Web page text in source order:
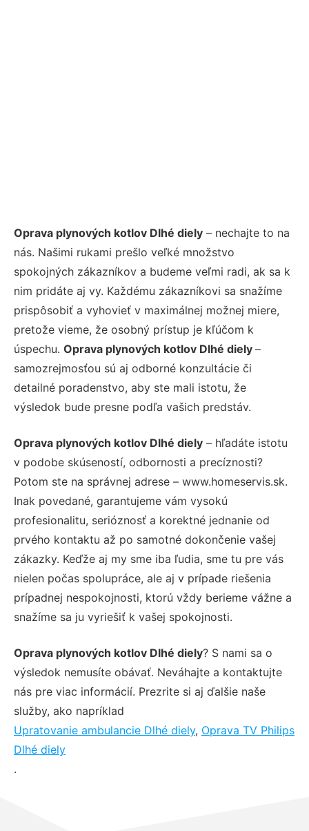
Oprava plynových kotlov Dlhé diely – nechajte to na
nás. Našimi rukami prešlo veľké množstvo
spokojných zákazníkov a budeme veľmi radi, ak sa k
nim pridáte aj vy. Každému zákazníkovi sa snažíme
prispôsobiť a vyhovieť v maximálnej možnej miere,
pretože vieme, že osobný prístup je kľúčom k
úspechu. Oprava plynových kotlov Dlhé diely –
samozrejmosťou sú aj odborné konzultácie či
detailné poradenstvo, aby ste mali istotu, že
výsledok bude presne podľa vašich predstáv.
Oprava plynových kotlov Dlhé diely – hľadáte istotu
v podobe skúseností, odbornosti a precíznosti?
Potom ste na správnej adrese – www.homeservis.sk.
Inak povedané, garantujeme vám vysokú
profesionalitu, serióznosť a korektné jednanie od
prvého kontaktu až po samotné dokončenie vašej
zákazky. Keďže aj my sme iba ľudia, sme tu pre vás
nielen počas spolupráce, ale aj v prípade riešenia
prípadnej nespokojnosti, ktorú vždy berieme vážne a
snažíme sa ju vyriešiť k vašej spokojnosti.
Oprava plynových kotlov Dlhé diely? S nami sa o
výsledok nemusíte obávať. Neváhajte a kontaktujte
nás pre viac informácií. Prezrite si aj ďalšie naše
služby, ako napríklad
Upratovanie ambulancie Dlhé diely, Oprava TV Philips
Dlhé diely
.